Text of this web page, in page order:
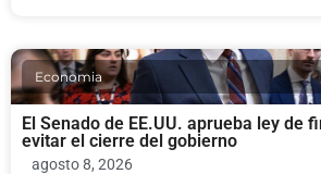
Economia
El Senado de EE.UU. aprueba ley de
evitar el cierre del gobierno
agosto 8, 2026